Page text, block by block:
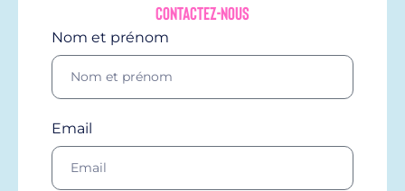
Contactez-nous
Nom et prénom
Email